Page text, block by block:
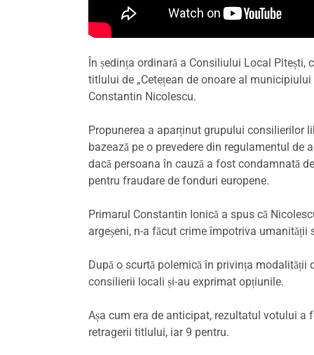
În ședința ordinară a Consiliului Local
titlului de „Cetețean de onoare al
Constantin Nicolescu.
Propunerea a aparținut grupului consilierilor
bazează pe o prevedere din regulamentul de
dacă persoana în cauză a fost condamnată
pentru fraudare de fonduri europene.
Primarul Constantin Ionică a spus că
argeșeni, n-a făcut crime împotriva
După o scurtă polemică în privința
consilierii locali și-au exprimat opțiunile.
Așa cum era de anticipat, rezultatul votului
retragerii titlului, iar 9 pentru.